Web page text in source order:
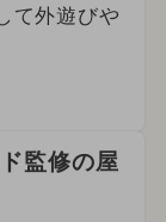
ツ
て外遊びや
監修の屋